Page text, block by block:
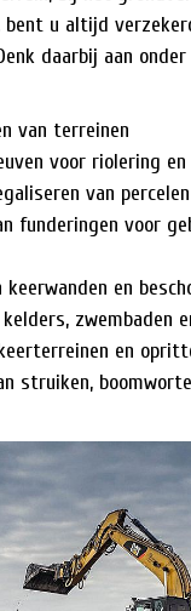
bent u altijd
daarbij aan onder
van terreinen
voor riolering en
van percelen
funderingen voor
en
zwembaden
en
struiken,